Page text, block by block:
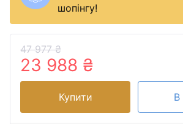
шопінгу!
47 977 ₴
23 988 ₴
Купити В